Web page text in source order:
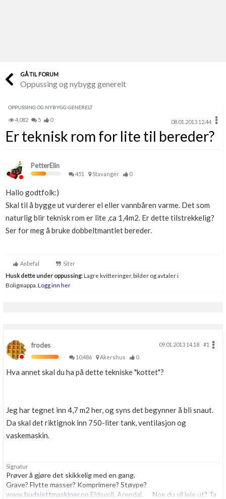
Finn håndverkere
Papirer som mangler
Skaff dokumentasjon som mangler
Kundeservice
Få svar på det du lurer på
Kom i gang med Boligmappa
Se din bolig? Klikk her
Boligmappa+
GÅ TIL FORUM
Oppussing og nybygg generelt
OPPUSSING OG NYBYGG GENERELT
4,082 5 0 08.01.2013 12.44
Er teknisk rom for lite til bereder?
PetterElin
451 Stavanger 0
Hallo godtfolk:)
Skal til å bygge ut vurderer el eller vannbåren varme. Det som
naturlig blir teknisk rom er lite ,ca 1,4m2. Er dette tilstrekkelig?
Ser for meg å bruke dobbeltmantlet bereder.
Anbefal Siter
Husk dette under oppussing:Lagre kvitteringer, bilder og avtaler i
Boligmappa. Logg inn her
frodes 09.01.2013 14.18
#1
10,486
Akershus 0
Hva annet skal du ha på dette tekniske "kottet"?
Jeg har tegnet inn 4,7 m2 her, og syns det begynner å bli snaut.
Da skal det riktignok inn 750-liter tank, ventilasjon og
vaskemaskin.
Signatur
Prøver å gjøre det skikkelig med en gang.
Grave? Flytte masser? Komprimere? Støype?
www.budsjettmaskiner.no Eidsvoll, Arendal. Noe du vil leie ut? Ta